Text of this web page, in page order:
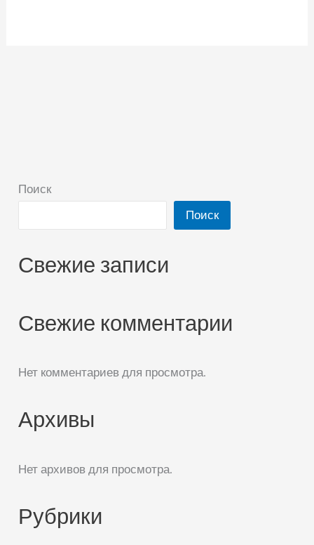
Поиск
Поиск
Свежие записи
Свежие комментарии
Нет комментариев для просмотра.
Архивы
Нет архивов для просмотра.
Рубрики